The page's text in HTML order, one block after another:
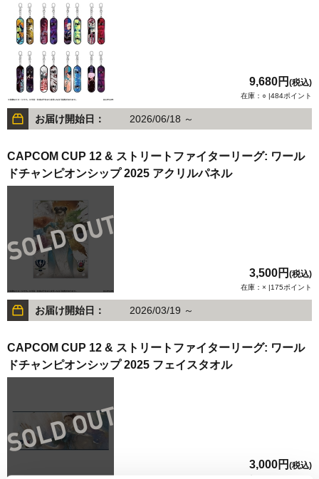
9,680円 (税込)
在庫：○ |484ポイント
お届け開始日： 2026/06/18 ～
CAPCOM CUP 12 & ストリートファイターリーグ: ワール
ドチャンピオンシップ 2025 アクリルパネル
3,500円 (税込)
在庫：× |175ポイント
お届け開始日： 2026/03/19 ～
CAPCOM CUP 12 & ストリートファイターリーグ: ワール
ドチャンピオンシップ 2025 フェイスタオル
3,000円 (税込)